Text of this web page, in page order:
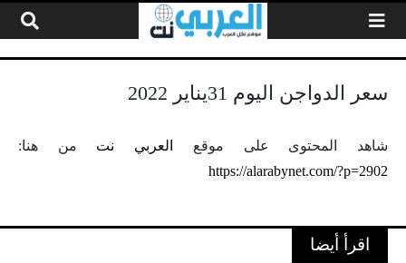
سعر الدواجن اليوم 31يناير 2022
شاهد المحتوى على موقع العربي نت من هنا:
https://alarabynet.com/?p=2902
اقرأ أيضا